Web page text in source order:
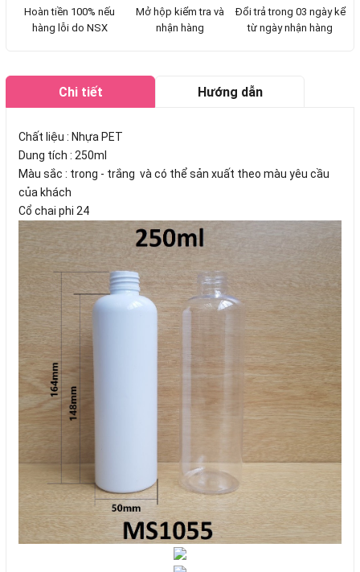
Hoàn tiền 100% nếu
hàng lỗi do NSX
Mở hộp kiểm tra và
nhận hàng
Đổi trả trong 03 ngày kể
từ ngày nhận hàng
Chi tiết Hướng dẫn
Chất liệu : Nhựa PET
Dung tích : 250ml
Màu sắc : trong - trắng và có thể sản xuất theo màu yêu cầu
của khách
Cổ chai phi 24